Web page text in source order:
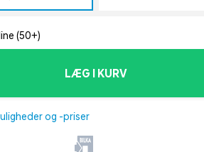
(50+)
LÆG I KURV
og -priser